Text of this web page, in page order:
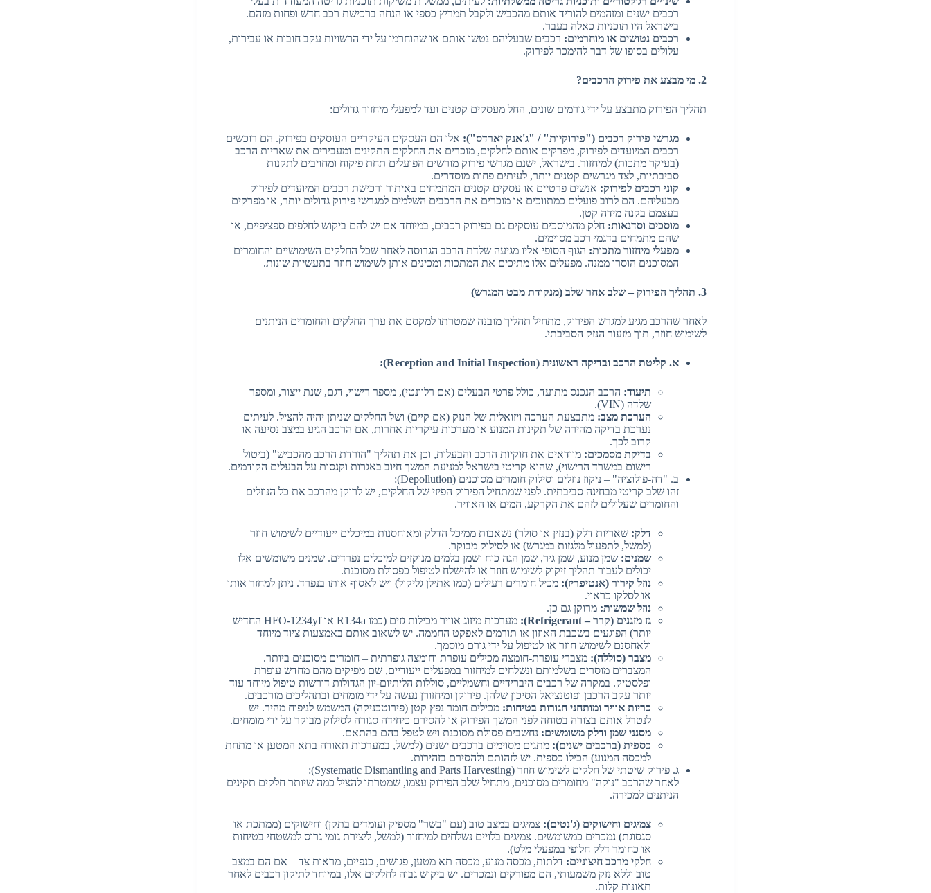
רכבים ישנים ומזהמים להוריד אותם מהכביש ולקבל תמריץ כספי או הנחה ברכישת רכב חדש ופחות מזהם.
בישראל היו תוכניות כאלה בעבר.
רכבים נטושים או מוחרמים: רכבים שבעליהם נטשו אותם או שהוחרמו על ידי הרשויות עקב חובות או עבירות,
עלולים בסופו של דבר להימכר לפירוק.
2. מי מבצע את פירוק הרכבים?
תהליך הפירוק מתבצע על ידי גורמים שונים, החל מעסקים קטנים ועד למפעלי מיחזור גדולים:
מגרשי פירוק רכבים ("פירוקיות" / "ג'אנק יארדס"): אלו הם העסקים העיקריים העוסקים בפירוק. הם רוכשים
רכבים המיועדים לפירוק, מפרקים אותם לחלקים, מוכרים את החלקים התקינים ומעבירים את שאריות הרכב
(בעיקר מתכות) למיחזור. בישראל, ישנם מגרשי פירוק מורשים הפועלים תחת פיקוח ומחויבים לתקנות
סביבתיות, לצד מגרשים קטנים יותר, לעיתים פחות מוסדרים.
קוני רכבים לפירוק: אנשים פרטיים או עסקים קטנים המתמחים באיתור ורכישת רכבים המיועדים לפירוק
מבעליהם. הם לרוב פועלים כמתווכים או מוכרים את הרכבים השלמים למגרשי פירוק גדולים יותר, או מפרקים
בעצמם בקנה מידה קטן.
מוסכים וסדנאות: חלק מהמוסכים עוסקים גם בפירוק רכבים, במיוחד אם יש להם ביקוש לחלפים ספציפיים, או
שהם מתמחים בדגמי רכב מסוימים.
מפעלי מיחזור מתכות: הגוף הסופי אליו מגיעה שלדת הרכב הגרוסה לאחר שכל החלקים השימושיים והחומרים
המסוכנים הוסרו ממנה. מפעלים אלו מתיכים את המתכות ומכינים אותן לשימוש חוזר בתעשיות שונות.
3. תהליך הפירוק – שלב אחר שלב (מנקודת מבט המגרש)
לאחר שהרכב מגיע למגרש הפירוק, מתחיל תהליך מובנה שמטרתו למקסם את ערך החלקים והחומרים הניתנים
לשימוש חוזר, תוך מזעור הנזק הסביבתי.
א. קליטת הרכב ובדיקה ראשונית (Reception and Initial Inspection):
תיעוד: הרכב הנכנס מתועד, כולל פרטי הבעלים (אם רלוונטי), מספר רישוי, דגם, שנת ייצור, ומספר
שלדה (VIN).
הערכת מצב: מתבצעת הערכה ויזואלית של הנזק (אם קיים) ושל החלקים שניתן יהיה להציל. לעיתים
נערכת בדיקה מהירה של תקינות המנוע או מערכות עיקריות אחרות, אם הרכב הגיע במצב נסיעה או
קרוב לכך.
בדיקת מסמכים: מוודאים את חוקיות הרכב והבעלות, וכן את תהליך "הורדת הרכב מהכביש" (ביטול
רישום במשרד הרישוי), שהוא קריטי בישראל למניעת המשך חיוב באגרות וקנסות על הבעלים הקודמים.
ב. "דה-פולוציה" – ניקוז נוזלים וסילוק חומרים מסוכנים (Depollution):
זהו שלב קריטי מבחינה סביבתית. לפני שמתחיל הפירוק הפיזי של החלקים, יש לרוקן מהרכב את כל הנוזלים
והחומרים שעלולים לזהם את הקרקע, המים או האוויר.
דלק: שאריות דלק (בנזין או סולר) נשאבות ממיכל הדלק ומאוחסנות במיכלים ייעודיים לשימוש חוזר
(למשל, לתפעול מלגזות במגרש) או לסילוק מבוקר.
שמנים: שמן מנוע, שמן גיר, שמן הגה כוח ושמן בלמים מנוקזים למיכלים נפרדים. שמנים משומשים אלו
יכולים לעבור תהליך זיקוק לשימוש חוזר או להישלח לטיפול כפסולת מסוכנת.
נוזל קירור (אנטיפריז): מכיל חומרים רעילים (כמו אתילן גליקול) ויש לאסוף אותו בנפרד. ניתן למחזר אותו
או לסלקו כראוי.
נוזל שמשות: מרוקן גם כן.
גז מזגנים (קרר – Refrigerant):
מערכות מיזוג אוויר מכילות גזים (כמו R134a או HFO-1234yf החדיש
יותר) הפוגעים בשכבת האוזון או תורמים לאפקט החממה. יש לשאוב אותם באמצעות ציוד מיוחד
ולאחסנם לשימוש חוזר או לטיפול על ידי גורם מוסמך.
מצבר (סוללה): מצברי עופרת-חומצה מכילים עופרת וחומצה גופרתית – חומרים מסוכנים ביותר.
המצברים מוסרים בשלמותם ונשלחים למיחזור במפעלים ייעודיים, שם מפיקים מהם מחדש עופרת
ופלסטיק. במקרה של רכבים היברידיים וחשמליים, סוללות הליתיום-יון הגדולות דורשות טיפול מיוחד עוד
יותר עקב הרכבן ופוטנציאל הסיכון שלהן. פירוקן ומיחזורן נעשה על ידי מומחים ובתהליכים מורכבים.
כריות אוויר ומותחני חגורות בטיחות: מכילים חומר נפץ קטן (פירוטכניקה) המשמש לניפוח מהיר. יש
לנטרל אותם בצורה בטוחה לפני המשך הפירוק או להסירם כיחידה סגורה לסילוק מבוקר על ידי מומחים.
מסנני שמן ודלק משומשים: נחשבים פסולת מסוכנת ויש לטפל בהם בהתאם.
כספית (ברכבים ישנים): מתגים מסוימים ברכבים ישנים (למשל, במערכות תאורה בתא המטען או מתחת
למכסה המנוע) הכילו כספית. יש לזהותם ולהסירם בזהירות.
ג. פירוק שיטתי של חלקים לשימוש חוזר (Systematic Dismantling and Parts Harvesting):
לאחר שהרכב "נוקה" מחומרים מסוכנים, מתחיל שלב הפירוק עצמו, שמטרתו להציל כמה שיותר חלקים תקינים
הניתנים למכירה.
צמיגים וחישוקים (ג'נטים): צמיגים במצב טוב (עם "בשר" מספיק ועומדים בתקן) וחישוקים (ממתכת או
סגסוגת) נמכרים כמשומשים. צמיגים בלויים נשלחים למיחזור (למשל, ליצירת גומי גרוס למשטחי בטיחות
או כחומר דלק חלופי במפעלי מלט).
חלקי מרכב חיצוניים: דלתות, מכסה מנוע, מכסה תא מטען, פגושים, כנפיים, מראות צד – אם הם במצב
טוב וללא נזק משמעותי, הם מפורקים ונמכרים. יש ביקוש גבוה לחלקים אלו, במיוחד לתיקון רכבים לאחר
תאונות קלות.